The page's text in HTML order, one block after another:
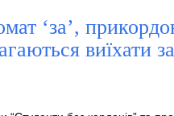
‘за’,
виїхати